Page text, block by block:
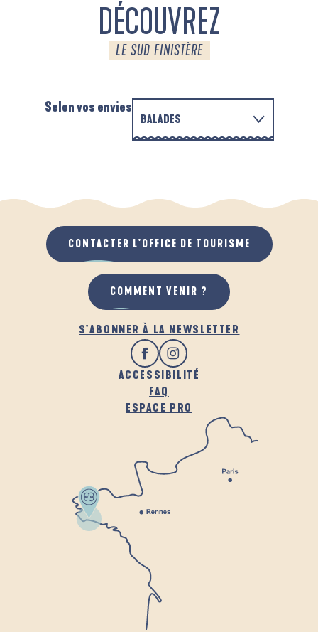
DÉCOUVREZ
LE SUD FINISTÈRE
Selon vos envies
BALADES
QUAND IL PLEUT
AU GRAND AIR
PARCOURS D'INTERPRÉTATION DE L'ANSE
S'ABONNER À LA NEWSLETTER
ACCESSIBILITÉ
FAQ
ESPACE PRO
CONTACTER L'OFFICE DE TOURISME
COMMENT VENIR ?